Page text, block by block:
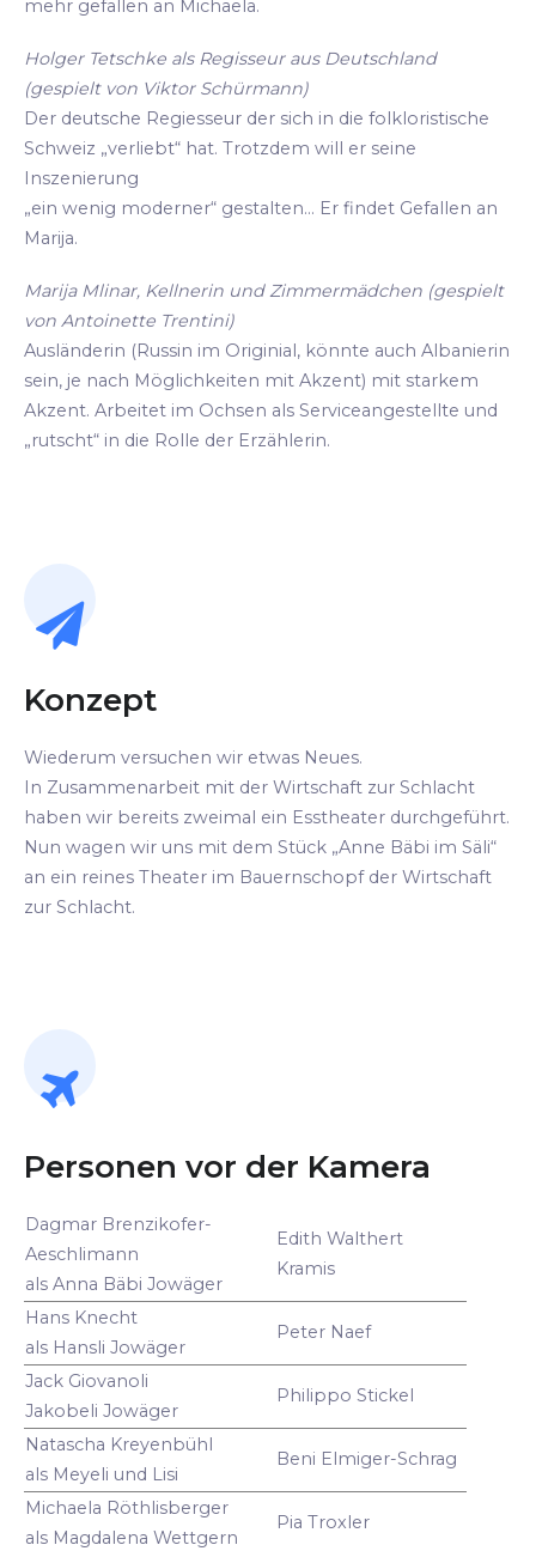
mehr gefallen an Michaela.
Holger Tetschke als Regisseur aus Deutschland
(gespielt von Viktor Schürmann)
Der deutsche Regiesseur der sich in die folkloristische
Schweiz „verliebt“ hat. Trotzdem will er seine
Inszenierung
„ein wenig moderner“ gestalten... Er findet Gefallen an
Marija.
Marija Mlinar, Kellnerin und Zimmermädchen (gespielt
von Antoinette Trentini)
Ausländerin (Russin im Originial, könnte auch Albanierin
sein, je nach Möglichkeiten mit Akzent) mit starkem
Akzent. Arbeitet im Ochsen als Serviceangestellte und
„rutscht“ in die Rolle der Erzählerin.
Konzept
Wiederum versuchen wir etwas Neues.
In Zusammenarbeit mit der Wirtschaft zur Schlacht
haben wir bereits zweimal ein Esstheater durchgeführt.
Nun wagen wir uns mit dem Stück „Anne Bäbi im Säli“
an ein reines Theater im Bauernschopf der Wirtschaft
zur Schlacht.
Personen vor der Kamera
Dagmar Brenzikofer-
Aeschlimann
als Anna Bäbi Jowäger
Edith Walthert
Kramis
Hans Knecht
als Hansli Jowäger
Peter Naef
Jack Giovanoli
Jakobeli Jowäger
Philippo Stickel
Natascha Kreyenbühl
als Meyeli und Lisi
Beni Elmiger-Schrag
Michaela Röthlisberger
als Magdalena Wettgern
Pia Troxler